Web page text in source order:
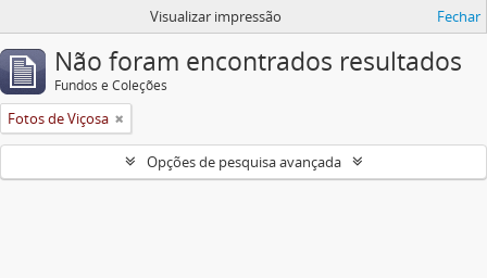
Visualizar impressão Fechar
Não foram encontrados resultados
Fundos e Coleções
Fotos de Viçosa
Opções de pesquisa avançada